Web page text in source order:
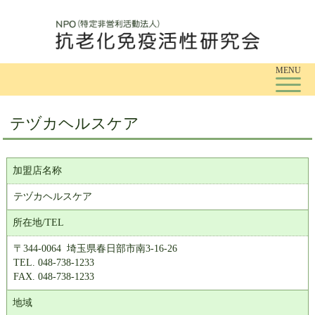
MENU
テヅカヘルスケア
加盟店名称
テヅカヘルスケア
所在地/TEL
〒344-0064 埼玉県春日部市南3-16-26
TEL. 048-738-1233
FAX. 048-738-1233
地域